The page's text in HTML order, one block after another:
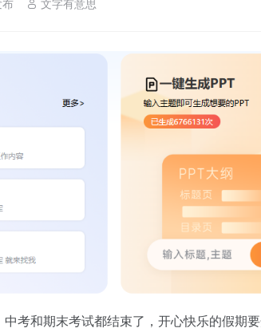
文字有意思
考和期末考试都结束了，开心快乐的假期